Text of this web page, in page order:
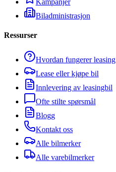
Kampanjer
Biladministrasjon
Ressurser
Hvordan fungerer leasing
Lease eller kjøpe bil
Innlevering av leasingbil
Ofte stilte spørsmål
Blogg
Kontakt oss
Alle bilmerker
Alle varebilmerker